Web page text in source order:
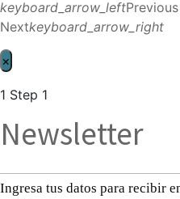
keyboard_arrow_leftPrevious
Nextkeyboard_arrow_right
×
1 Step 1
Newsletter
Ingresa tus datos para recibir